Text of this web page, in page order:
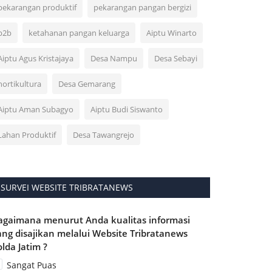
produktif pekarangan pangan bergizi
ketahanan pangan keluarga Aiptu Winarto
Agus Kristajaya Desa Nampu Desa Sebayi
Desa Gemarang
Aman Subagyo Aiptu Budi Siswanto
Produktif Desa Tawangrejo
SURVEI WEBSITE TRIBRATANEWS
menurut Anda kualitas informasi
disajikan melalui Website Tribratanews
Jatim ?
Sangat Puas